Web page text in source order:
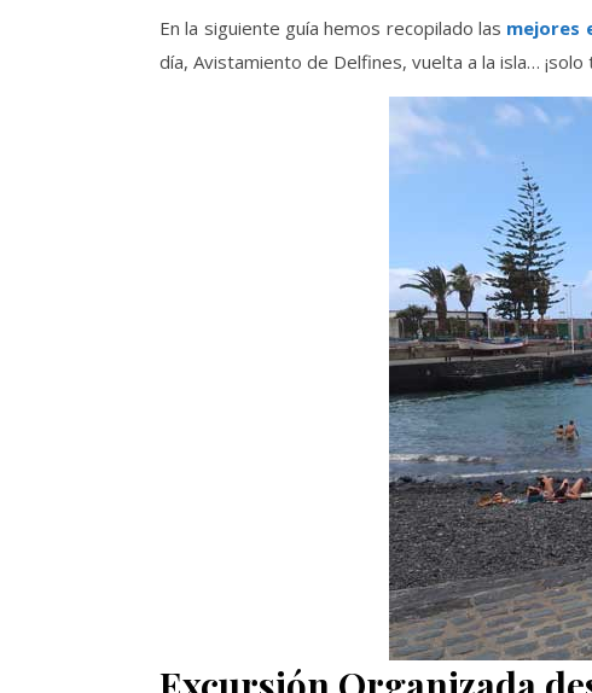
En la siguiente guía hemos recopilado las mejores
día, Avistamiento de Delfines, vuelta a la isla…